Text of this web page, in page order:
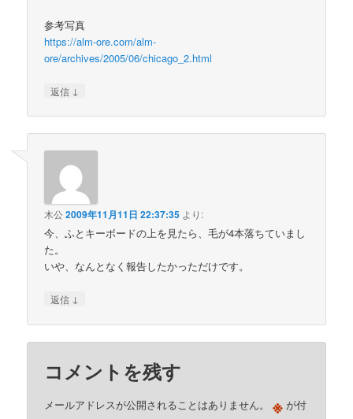
参考写真
https://alm-ore.com/alm-
ore/archives/2005/06/chicago_2.html
返信 ↓
木公2009年11月11日 22:37:35 より:
今、ふとキーボードの上を見たら、毛が4本落ちていまし
た。
いや、なんとなく報告したかっただけです。
返信 ↓
コメントを残す
メールアドレスが公開されることはありません。 ※ が付